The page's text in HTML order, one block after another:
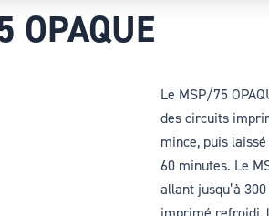
OPAQUE
Le MSP/75
des circuits
mince, puis
60 minutes. Le
allant jusqu’à